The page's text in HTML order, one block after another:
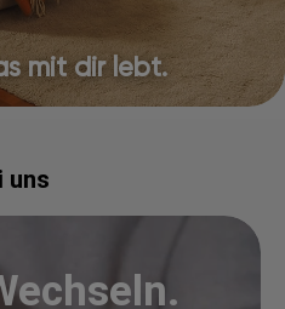
mit dir lebt.
uns